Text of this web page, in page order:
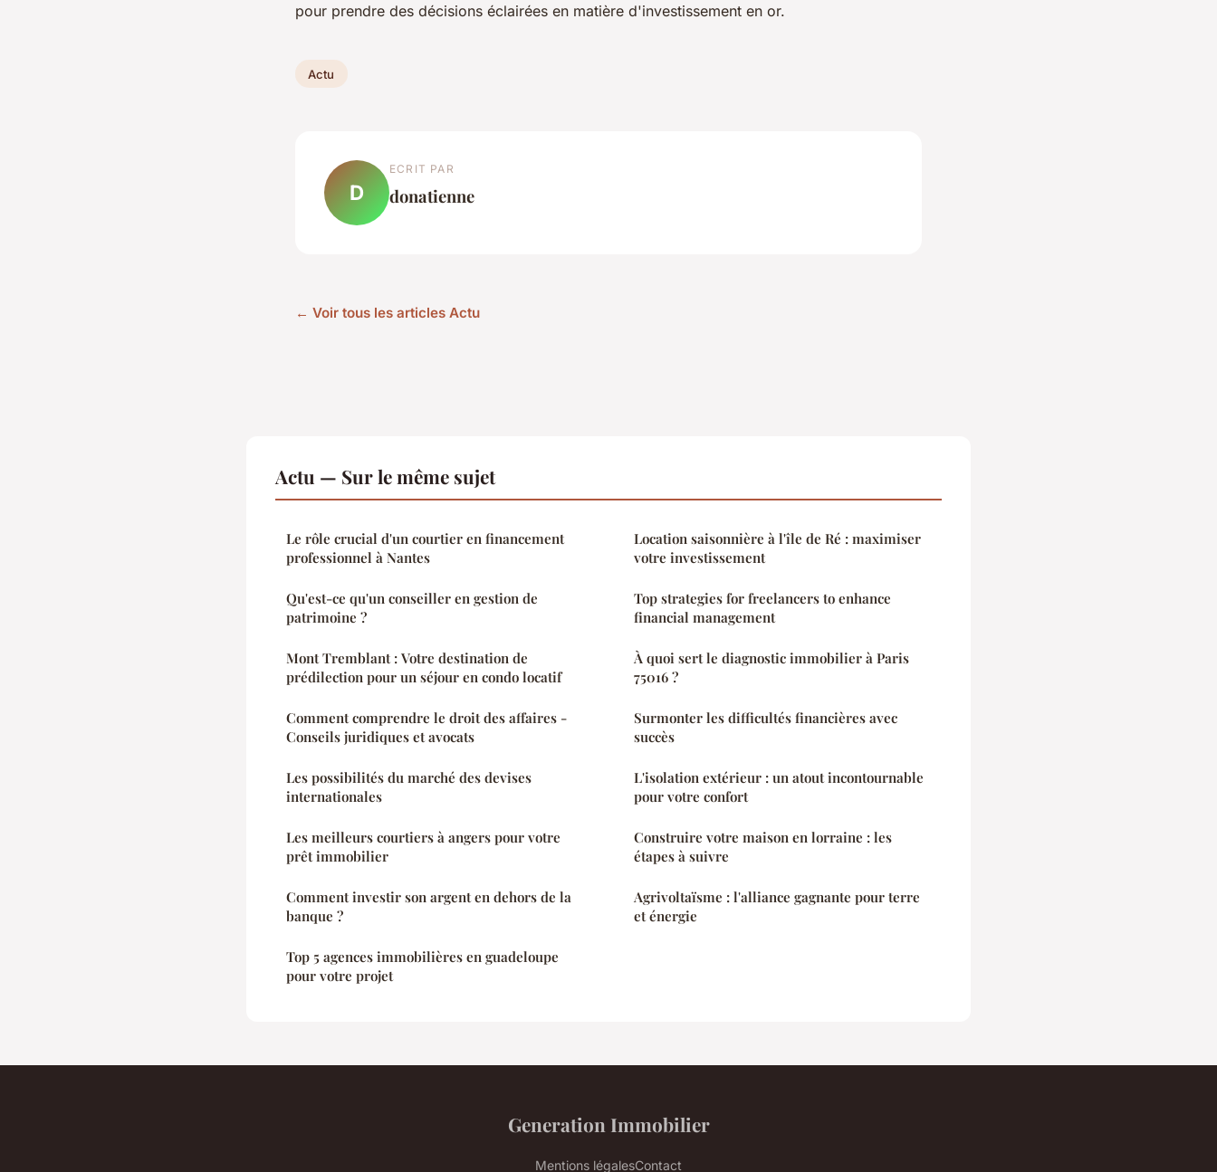
pour prendre des décisions éclairées en matière d'investissement en or.
Actu
D
ECRIT PAR
donatienne
← Voir tous les articles Actu
Actu — Sur le même sujet
Le rôle crucial d'un courtier en financement
professionnel à Nantes
Qu'est-ce qu'un conseiller en gestion de
patrimoine ?
Mont Tremblant : Votre destination de
prédilection pour un séjour en condo locatif
Comment comprendre le droit des affaires -
Conseils juridiques et avocats
Les possibilités du marché des devises
internationales
Les meilleurs courtiers à angers pour votre
prêt immobilier
Comment investir son argent en dehors de la
banque ?
Top 5 agences immobilières en guadeloupe
pour votre projet
Location saisonnière à l'île de Ré : maximiser
votre investissement
Top strategies for freelancers to enhance
financial management
À quoi sert le diagnostic immobilier à Paris
75016 ?
Surmonter les difficultés financières avec
succès
L'isolation extérieur : un atout incontournable
pour votre confort
Construire votre maison en lorraine : les
étapes à suivre
Agrivoltaïsme : l'alliance gagnante pour terre
et énergie
Generation Immobilier
Mentions légalesContact